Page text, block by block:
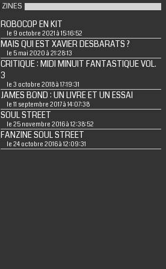
ZINES
ROBOCOP EN KIT
le 9 octobre 2021 à 15:16:52
MAIS QUI EST XAVIER DESBARATS ?
le 5 mai 2020 à 21:28:13
CRITIQUE : MIDI MINUIT FANTASTIQUE VOL.
3
le 3 octobre 2018 à 17:19:31
JAMES BOND : UN LIVRE ET UN ESSAI
le 11 septembre 2017 à 14:07:38
SOUL STREET
le 25 novembre 2016 à 12:38:52
FANZINE SOUL STREET
le 24 octobre 2016 à 12:09:31